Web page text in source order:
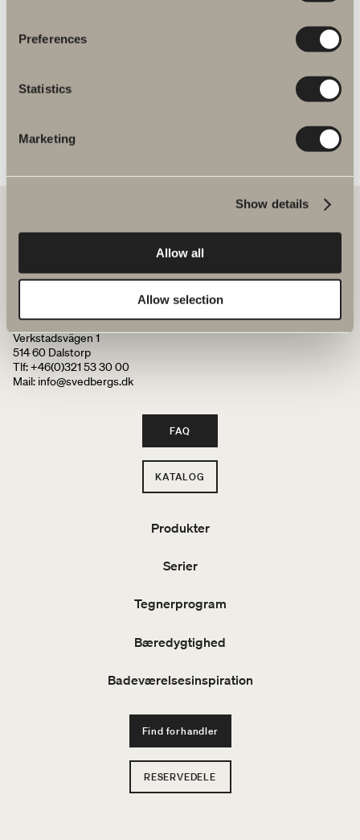
Preferences
Statistics
Marketing
Show details
Allow all
Allow selection
Artikelnummer
Hos os finder du alt til hele badeværelset. Fra badeværelsesmøbler,
håndvaske og armaturer til brusenicher, badekar, håndklædetørrere
og toiletter.
Svedbergs i Dalstorp AB
Verkstadsvägen 1
514 60 Dalstorp
Tlf: +46(0)321 53 30 00
Mail: info@svedbergs.dk
FAQ
KATALOG
Produkter
Serier
Tegnerprogram
Bæredygtighed
Badeværelsesinspiration
Find forhandler
RESERVEDELE